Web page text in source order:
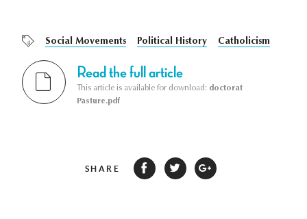
Social Movements Political History Catholicism
Read the full article
This article is available for download: doctorat
Pasture.pdf
SHARE